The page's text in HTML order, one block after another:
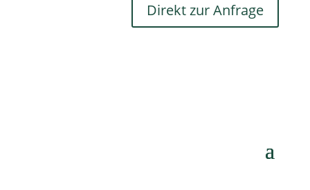
Direkt zur Anfrage